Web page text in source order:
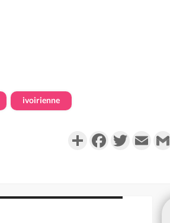
ivoirienne
PartagerFacebookTwitterEmail